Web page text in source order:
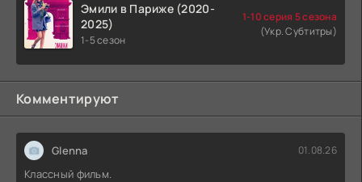
Эмили в Париже (2020-
2025)
1-5 сезон
1-10 серия 5 сезона
(Укр. Субтитры)
Комментируют
Glenna 01.08.26
Классный фильм.